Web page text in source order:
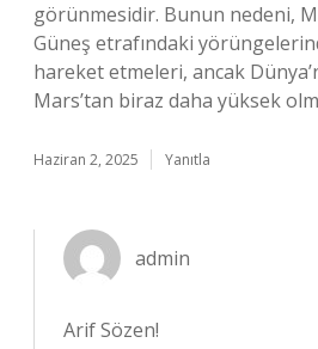
görünmesidir. Bunun nedeni,
Güneş etrafındaki
hareket etmeleri, ancak
Mars’tan biraz daha yüksek
Haziran 2, 2025 Yanıtla
admin
Arif Sözen!